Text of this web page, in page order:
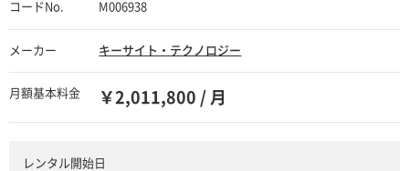
コードNo. M006938
メーカー キーサイト・テクノロジー
月額基本料金 ￥2,011,800 / 月
レンタル開始日